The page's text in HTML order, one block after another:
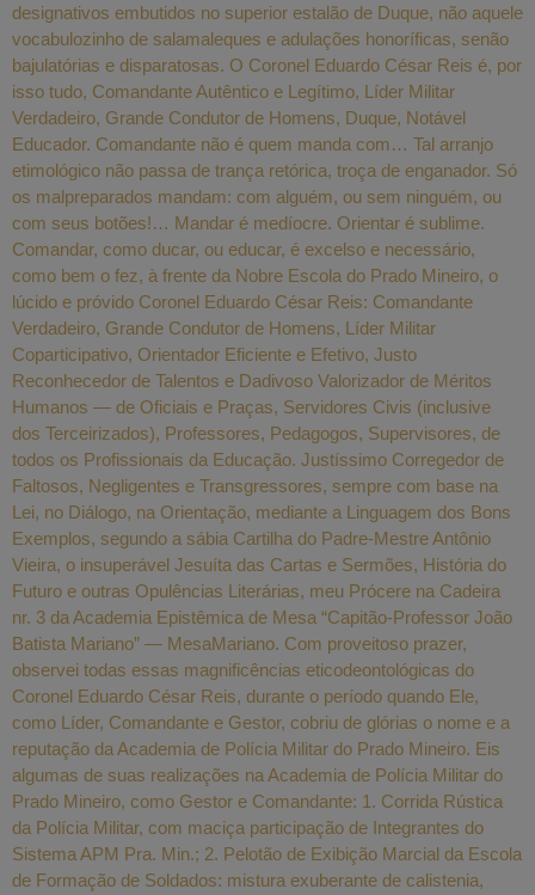
designativos embutidos no superior estalão de Duque, não aquele
vocabulozinho de salamaleques e adulações honoríficas, senão
bajulatórias e disparatosas. O Coronel Eduardo César Reis é, por
isso tudo, Comandante Autêntico e Legítimo, Líder Militar
Verdadeiro, Grande Condutor de Homens, Duque, Notável
Educador. Comandante não é quem manda com… Tal arranjo
etimológico não passa de trança retórica, troça de enganador. Só
os malpreparados mandam: com alguém, ou sem ninguém, ou
com seus botões!… Mandar é medíocre. Orientar é sublime.
Comandar, como ducar, ou educar, é excelso e necessário,
como bem o fez, à frente da Nobre Escola do Prado Mineiro, o
lúcido e próvido Coronel Eduardo César Reis: Comandante
Verdadeiro, Grande Condutor de Homens, Líder Militar
Coparticipativo, Orientador Eficiente e Efetivo, Justo
Reconhecedor de Talentos e Dadivoso Valorizador de Méritos
Humanos — de Oficiais e Praças, Servidores Civis (inclusive
dos Terceirizados), Professores, Pedagogos, Supervisores, de
todos os Profissionais da Educação. Justíssimo Corregedor de
Faltosos, Negligentes e Transgressores, sempre com base na
Lei, no Diálogo, na Orientação, mediante a Linguagem dos Bons
Exemplos, segundo a sábia Cartilha do Padre-Mestre Antônio
Vieira, o insuperável Jesuíta das Cartas e Sermões, História do
Futuro e outras Opulências Literárias, meu Prócere na Cadeira
nr. 3 da Academia Epistêmica de Mesa “Capitão-Professor João
Batista Mariano” — MesaMariano. Com proveitoso prazer,
observei todas essas magnificências eticodeontológicas do
Coronel Eduardo César Reis, durante o período quando Ele,
como Líder, Comandante e Gestor, cobriu de glórias o nome e a
reputação da Academia de Polícia Militar do Prado Mineiro. Eis
algumas de suas realizações na Academia de Polícia Militar do
Prado Mineiro, como Gestor e Comandante: 1. Corrida Rústica
da Polícia Militar, com maciça participação de Integrantes do
Sistema APM Pra. Min.; 2. Pelotão de Exibição Marcial da Escola
de Formação de Soldados: mistura exuberante de calistenia,